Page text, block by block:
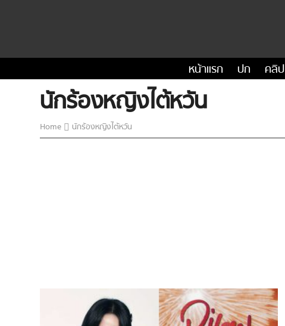
หน้าแรก ปก คลิป
นักร้องหญิงไต้หวัน
Home นักร้องหญิงไต้หวัน